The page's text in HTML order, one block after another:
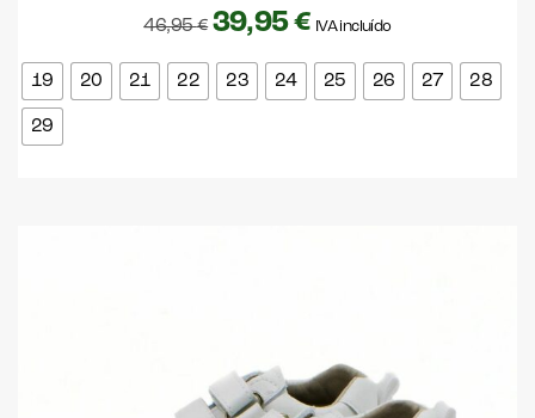
46,95€ 39,95€ IVA incluído
19 20 21 22 23 24 25 26 27 28
29